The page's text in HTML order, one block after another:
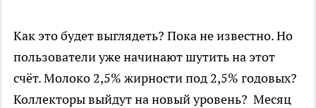
Как это будет выглядеть? Пока не известно. Но
пользователи уже начинают шутить на этот
счёт. Молоко 2,5% жирности под 2,5% годовых?
Коллекторы выйдут на новый уровень? Месяц